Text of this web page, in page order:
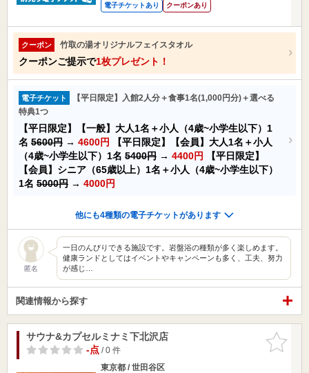
電子チケットあり クーポンあり
クーポン 竹取の湯オリジナルフェイスタオル
クーポンご提示で1枚プレゼント！
電子チケット
【平日限定】入館2人分＋食事1名(1,000円分)＋選べる
特典1つ
【平日限定】【一般】大人1名＋小人（4歳~小学生以下）1
名 5600円 → 4600円
【平日限定】【会員】大人1名＋小人
（4歳~小学生以下）1名 5400円 → 4400円
【平日限定】
【会員】シニア（65歳以上）1名＋小人（4歳~小学生以下）
1名 5000円 → 4000円
他にも4種類の電子チケットがあります
匿名
一日のんびりできる施設です。岩盤浴の種類が多く楽しめます。
健康ランドとしてはイベントやキャンペーンも多く、工夫、努力
が感じ…
関連情報から探す
お気に入
りに追加
サウナ&カプセルミナミ下北沢店
-点/ 0 件
東京都 / 世田谷区